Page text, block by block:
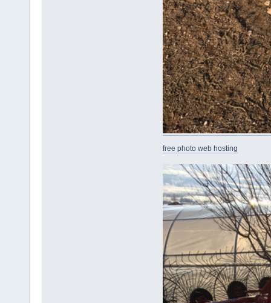
free photo web hosting